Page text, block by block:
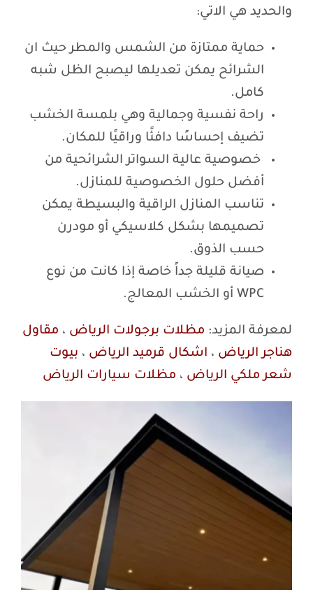
والحديد هي الاتي:
حماية ممتازة من الشمس والمطر حيث ان
الشرائح يمكن تعديلها ليصبح الظل شبه
كامل.
راحة نفسية وجمالية وهي بلمسة الخشب
تضيف إحساسًا دافئًا وراقيًا للمكان.
خصوصية عالية السواتر الشرائحية من
أفضل حلول الخصوصية للمنازل.
تناسب المنازل الراقية والبسيطة يمكن
تصميمها بشكل كلاسيكي أو مودرن
حسب الذوق.
صيانة قليلة جداً خاصة إذا كانت من نوع
WPC أو الخشب المعالج.
لمعرفة المزيد: مظلات برجولات الرياض ، مقاول
هناجر الرياض ، اشكال قرميد الرياض ، بيوت
شعر ملكي الرياض ، مظلات سيارات الرياض